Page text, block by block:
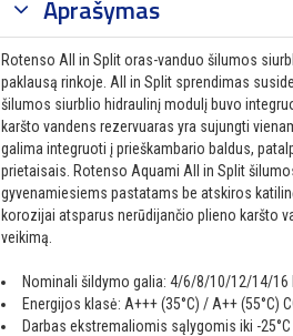
Aprašymas
Rotenso All in Split oras-vanduo šilumos
paklausą rinkoje. All in Split sprendimas
šilumos siurblio hidraulinį modulį buvo
karšto vandens rezervuaras yra sujungti
galima integruoti į prieškambario baldus,
prietaisais. Rotenso Aquami All in Split
gyvenamiesiems pastatams be atskiros
korozijai atsparus nerūdijančio plieno karšto
veikimą.
Nominali šildymo galia: 4/6/8/10/12/14/16
Energijos klasė: A+++ (35°C) / A++ (55°C)
Darbas ekstremaliomis sąlygomis iki -25°C